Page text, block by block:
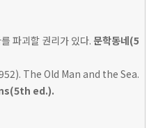
파괴할 권리가 있다. 문학동네(5
The Old Man and the Sea.
ed.).